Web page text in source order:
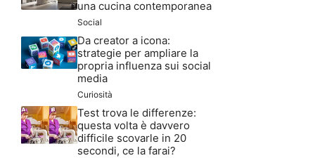
una cucina contemporanea
Social
Da creator a icona:
strategie per ampliare la
propria influenza sui social
media
Curiosità
Test trova le differenze:
questa volta è davvero
difficile scovarle in 20
secondi, ce la farai?